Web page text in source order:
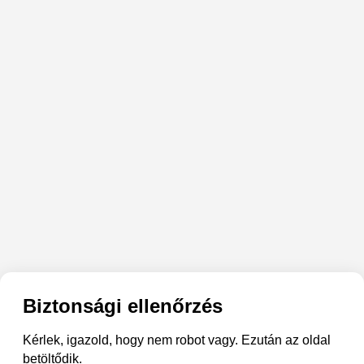
Biztonsági ellenőrzés
Kérlek, igazold, hogy nem robot vagy. Ezután az oldal
betöltődik.